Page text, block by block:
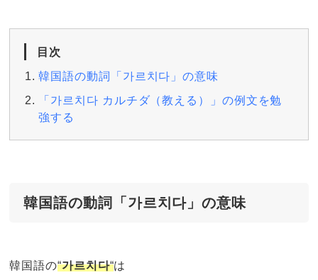
目次
韓国語の動詞「가르치다」の意味
「가르치다 カルチダ（教える）」の例文を勉
強する
韓国語の動詞「가르치다」の意味
韓国語の“가르치다“は